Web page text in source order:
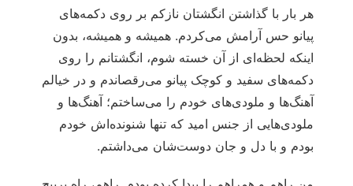
هر بار با گذاشتن انگشتان نازکم بر روی دکمه‌های
پیانو حس آرامش می‌کردم. همیشه و همیشه، بدون
اینکه لحظه‌ای از آن خسته شوم، انگشتانم را روی
دکمه‌های سفید و کوچک پیانو می‌رقصاندم و در خیالم
آهنگ‌ها و ملودی‌های خودم را می‌ساختم؛ آهنگ‌ها و
ملودی‌هایی از جنس امید که تنها شنونده‌اش خودم
بودم و با دل و جان دوست‌شان می‌داشتم.